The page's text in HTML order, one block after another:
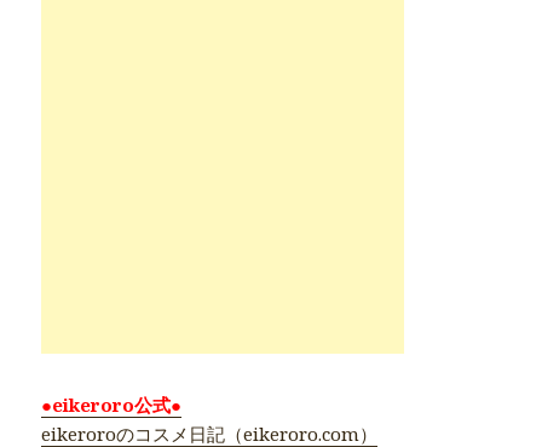
●eikeroro公式●
eikeroroのコスメ日記（eikeroro.com）